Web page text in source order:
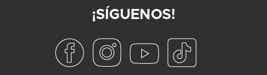
¡SÍGUENOS!